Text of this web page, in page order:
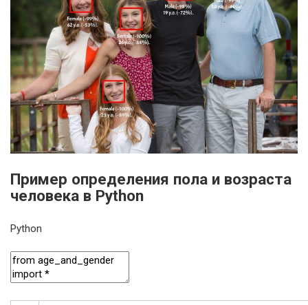
Пример определения пола и возраста
человека в Python
Python